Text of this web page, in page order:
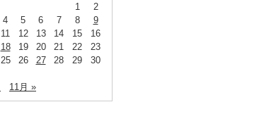
1
2
4 5 6 7 8
9
11 12 13 14 15
16
18 19 20 21 22
23
25 26 27 28 29
30
11月 »